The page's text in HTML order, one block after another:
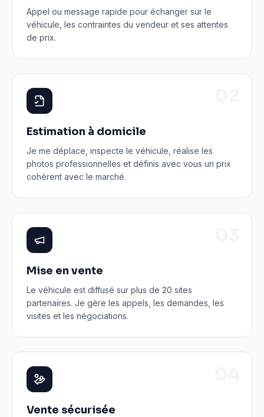
Appel ou message rapide pour échanger sur le
véhicule, les contraintes du vendeur et ses attentes
de prix.
Estimation à domicile
Je me déplace, inspecte le véhicule, réalise les
photos professionnelles et définis avec vous un prix
cohérent avec le marché.
Mise en vente
Le véhicule est diffusé sur plus de 20 sites
partenaires. Je gère les appels, les demandes, les
visites et les négociations.
Vente sécurisée